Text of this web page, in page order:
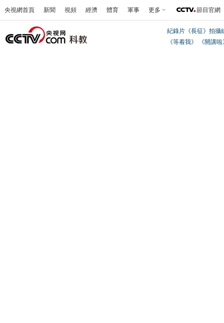
央視網首頁 新聞 視頻 經濟 體育 軍事 更多 節目官網
紀錄片《長征》拍攝
《等着我》
《開講